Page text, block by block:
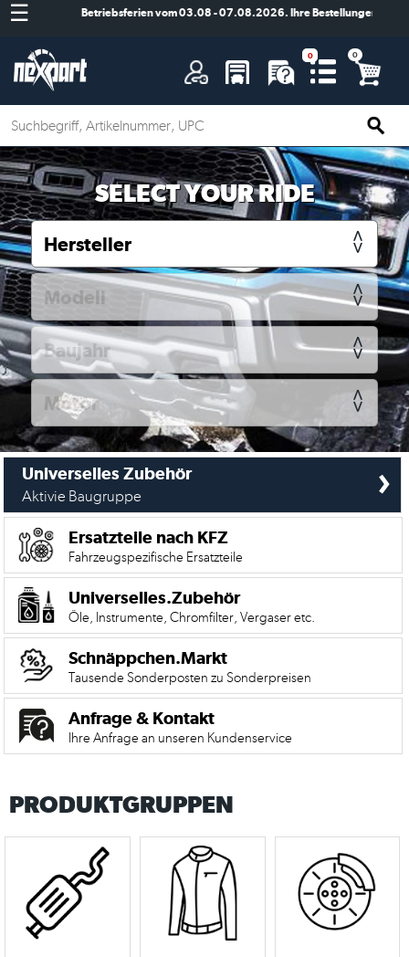
A
Betriebsferien vom 03.08 - 07.08.2026. Ihre Bestellungen
Mein
Account
Ersatzteilsuche
Universelles
Zubehör
☰
SELECT YOUR RIDE
Universelles Zubehör
Aktivie Baugruppe ›
Ersatzteile nach KFZ
Fahrzeugspezifische Ersatzteile
Universelles.Zubehör
Öle, Instrumente, Chromfilter, Vergaser etc.
Schnäppchen.Markt
Tausende Sonderposten zu Sonderpreisen
Anfrage & Kontakt
Ihre Anfrage an unseren Kundenservice
PRODUKTGRUPPEN